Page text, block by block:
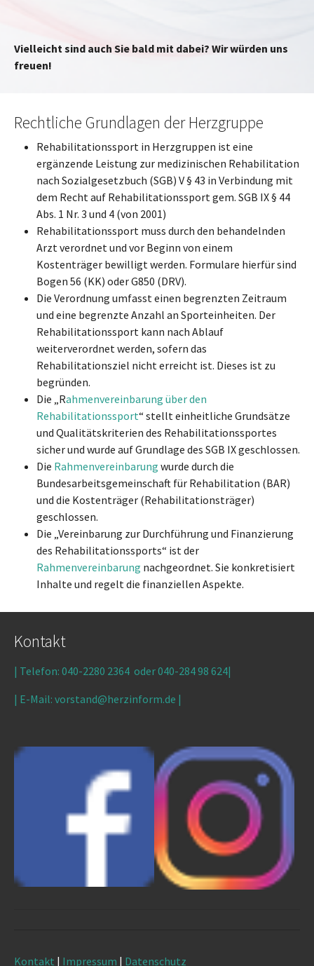
Vielleicht sind auch Sie bald mit dabei? Wir würden uns
freuen!
Rechtliche Grundlagen der Herzgruppe
Rehabilitationssport in Herzgruppen ist eine
ergänzende Leistung zur medizinischen Rehabilitation
nach Sozialgesetzbuch (SGB) V § 43 in Verbindung mit
dem Recht auf Rehabilitationssport gem. SGB IX § 44
Abs. 1 Nr. 3 und 4 (von 2001)
Rehabilitationssport muss durch den behandelnden
Arzt verordnet und vor Beginn von einem
Kostenträger bewilligt werden. Formulare hierfür sind
Bogen 56 (KK) oder G850 (DRV).
Die Verordnung umfasst einen begrenzten Zeitraum
und eine begrenzte Anzahl an Sporteinheiten. Der
Rehabilitationssport kann nach Ablauf
weiterverordnet werden, sofern das
Rehabilitationsziel nicht erreicht ist. Dieses ist zu
begründen.
Die „Rahmenvereinbarung über den
Rehabilitationssport“ stellt einheitliche Grundsätze
und Qualitätskriterien des Rehabilitationssportes
sicher und wurde auf Grundlage des SGB IX geschlossen.
Die Rahmenvereinbarung wurde durch die
Bundesarbeitsgemeinschaft für Rehabilitation (BAR)
und die Kostenträger (Rehabilitationsträger)
geschlossen.
Die „Vereinbarung zur Durchführung und Finanzierung
des Rehabilitationssports“ ist der
Rahmenvereinbarung nachgeordnet. Sie konkretisiert
Inhalte und regelt die finanziellen Aspekte.
Kontakt
| Telefon: 040-2280 2364 oder040-284 98 624|
| E-Mail: vorstand@herzinform.de |
Kontakt | Impressum | Datenschutz